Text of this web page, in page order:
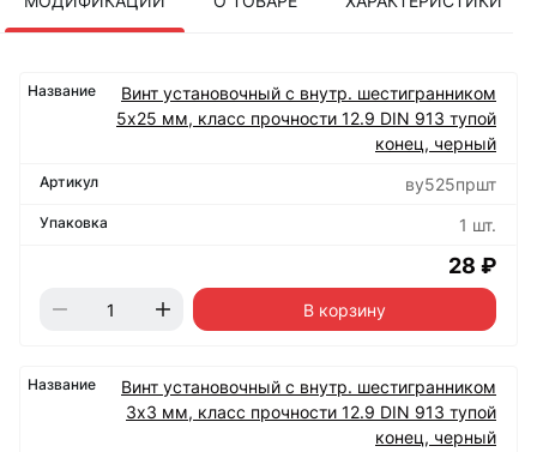
Винт установочный с внутр. шестигранником
5х25 мм, класс прочности 12.9 DIN 913 тупой
конец, черный
ву525пршт
1 шт.
28 ₽
В корзину
Винт установочный с внутр. шестигранником
3х3 мм, класс прочности 12.9 DIN 913 тупой
конец, черный